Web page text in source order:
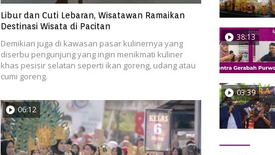
Libur dan Cuti Lebaran, Wisatawan Ramaikan
Destinasi Wisata di Pacitan
Demikian juga di kawasan pasar kulinernya yang
diserbu pengunjung yang ingin menikmati kuliner
khas pesisir selatan seperti ikan goreng, udang atau
cumi goreng.
06:12
38:13
03:39